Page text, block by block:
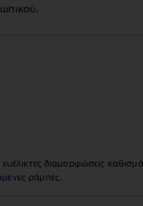
διαμορφώσεις
ράμπες.